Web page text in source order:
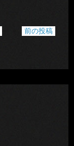
前の投稿